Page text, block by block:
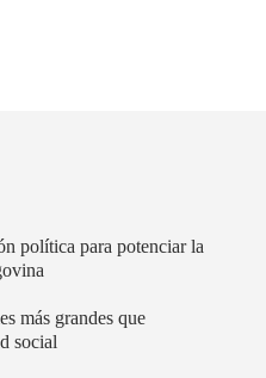
política para potenciar la
más grandes que
social